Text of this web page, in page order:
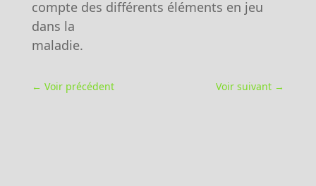
compte des différents éléments en jeu
dans la
maladie.
← Voir précédent Voir suivant →